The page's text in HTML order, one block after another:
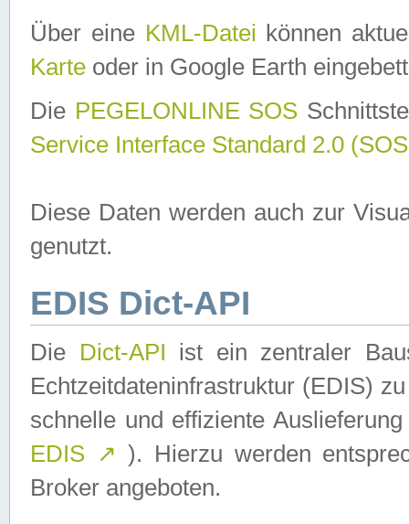
Über eine KML-Datei können
Karte oder in Google Earth
Die PEGELONLINE SOS
Service Interface Standard 2.0
Diese Daten werden auch zur
genutzt.
EDIS Dict-API
Die Dict-API ist ein zentraler
Echtzeitdateninfrastruktur (EDIS)
schnelle und effiziente
EDIS ↗ ). Hierzu werden
Broker angeboten.